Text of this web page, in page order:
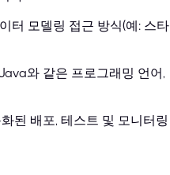
터 모델링 접근 방식(예: 스타
와 같은 프로그래밍 언어,
된 배포, 테스트 및 모니터링